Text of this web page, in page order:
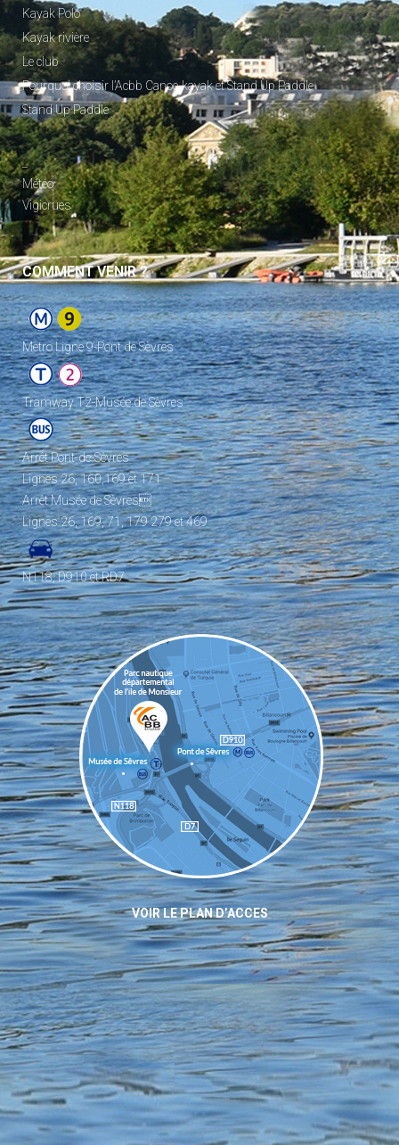
Kayak Polo
Kayak rivière
Le club
Pourquoi choisir l’Acbb Canoe-kayak et Stand Up Paddle
Stand Up Paddle
_
Météo
Vigicrues
COMMENT VENIR ?
Metro Ligne 9-Pont de Sèvres
Tramway T2-Musée de Sèvres
Arrêt Pont-de-Sèvres
Lignes 26, 160,169 et 171
Arrêt Musée de Sèvres
Lignes 26, 169, 71, 179 279 et 469
N118, D910 et RD7
VOIR LE PLAN D’ACCES